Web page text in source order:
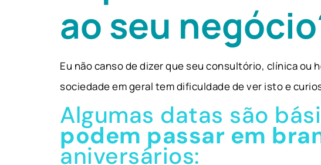
ao seu
Eu não canso de dizer que seu consultório, clínica ou
sociedade em geral tem dificuldade de ver isto e
Algumas datas são
podem passar em
aniversários: